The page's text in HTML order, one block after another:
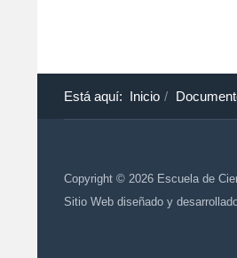
Está aquí: Inicio
Copyright © 2026 Escuela de
Sitio Web diseñado y